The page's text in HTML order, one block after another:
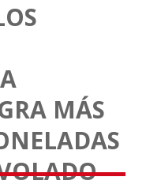
MÁS